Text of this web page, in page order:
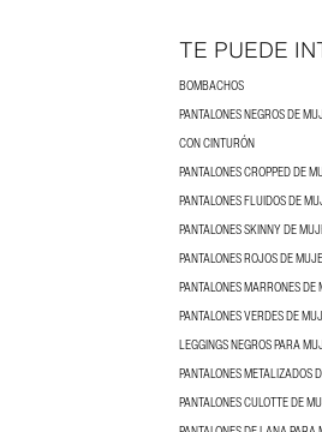
TE PUEDE
BOMBACHOS
PANTALONES NEGROS DE
CON CINTURÓN
PANTALONES CROPPED DE
PANTALONES FLUIDOS DE
PANTALONES SKINNY DE
PANTALONES ROJOS DE
PANTALONES MARRONES DE
PANTALONES VERDES DE
LEGGINGS NEGROS PARA
PANTALONES METALIZADOS
PANTALONES CULOTTE DE